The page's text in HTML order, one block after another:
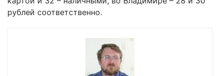
рублей соответственно.